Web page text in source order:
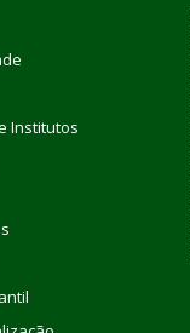
Institutos